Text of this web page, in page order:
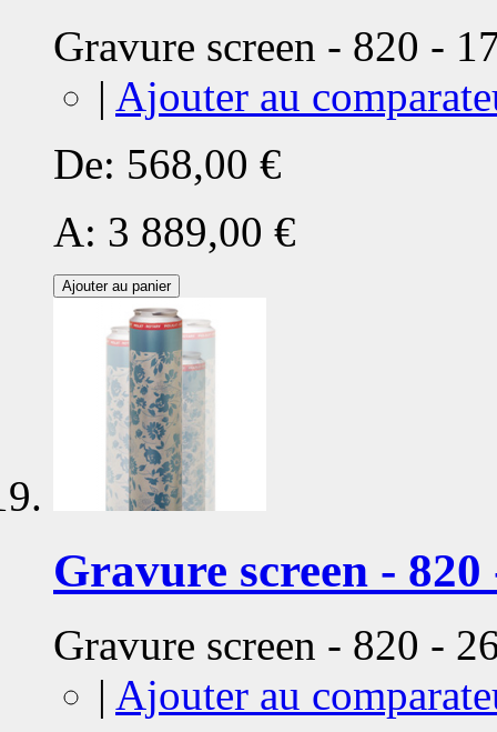
Gravure screen - 820 -
| Ajouter au
De: 568,00 €
A: 3 889,00 €
Ajouter au panier
Gravure screen - 820
Gravure screen - 820 -
| Ajouter au